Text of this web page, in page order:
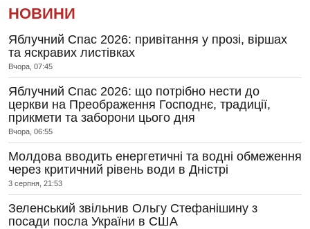
НОВИНИ
Яблучний Спас 2026: привітання у прозі, віршах
та яскравих листівках
Вчора, 07:45
Яблучний Спас 2026: що потрібно нести до
церкви на Преображення Господнє, традиції,
прикмети та заборони цього дня
Вчора, 06:55
Молдова вводить енергетичні та водні обмеження
через критичний рівень води в Дністрі
3 серпня, 21:53
Зеленський звільнив Ольгу Стефанішину з
посади посла України в США